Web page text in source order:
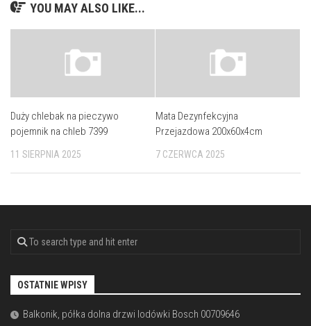
YOU MAY ALSO LIKE...
Duży chlebak na pieczywo
pojemnik na chleb 7399
11 SIERPNIA 2025
Mata Dezynfekcyjna
Przejazdowa 200x60x4cm
7 CZERWCA 2025
OSTATNIE WPISY
Balkonik, półka dolna drzwi lodówki Bosch 00709646